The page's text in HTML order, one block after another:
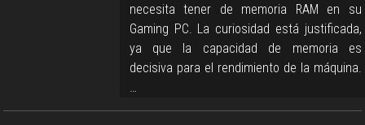
necesita tener de memoria RAM en su
Gaming PC. La curiosidad está justificada,
ya que la capacidad de memoria es
decisiva para el rendimiento de la máquina.